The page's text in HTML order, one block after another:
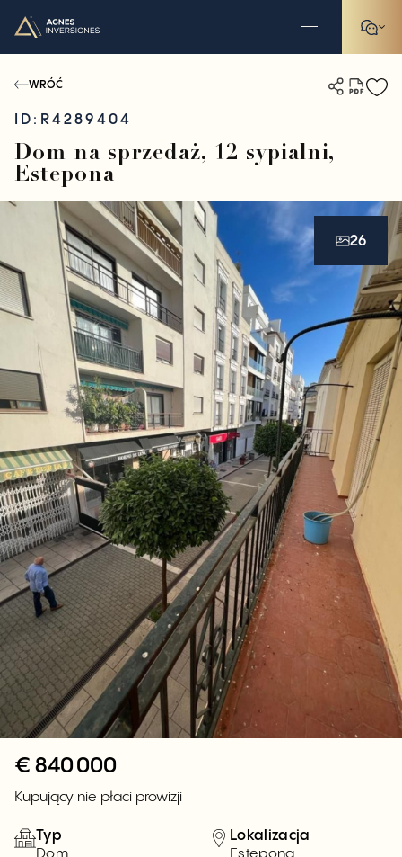
WRÓĆ
ID: R4289404
Dom na sprzedaż, 12 sypialni,
Estepona
26
€ 840 000
Kupujący nie płaci prowizji
Typ
Lokalizacja